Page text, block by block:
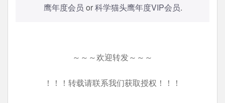
鹰年度会员 or科学猫头鹰年度VIP会员.
～～～欢迎转发～～～
！！！转载请联系我们获取授权！！！